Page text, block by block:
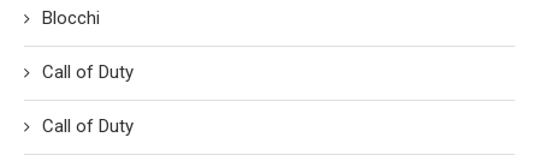
Blocchi
Call of Duty
Call of Duty